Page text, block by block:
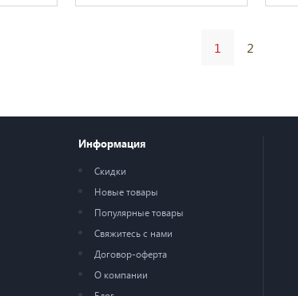
1 2
Информация
Скидки
Новые товары
Популярные товары
Свяжитесь с нами
Договор-оферта
О компании